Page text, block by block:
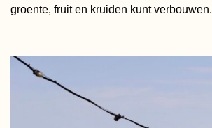
groente, fruit en kruiden kunt verbouwen.